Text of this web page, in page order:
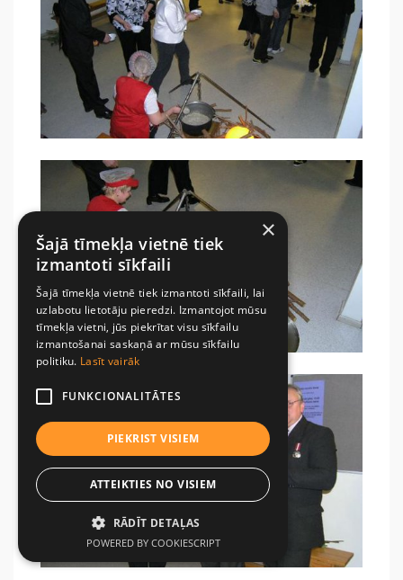
×
Šajā tīmekļa vietnē tiek
izmantoti sīkfaili
Šajā tīmekļa vietnē tiek izmantoti sīkfaili, lai
uzlabotu lietotāju pieredzi. Izmantojot mūsu
tīmekļa vietni, jūs piekrītat visu sīkfailu
izmantošanai saskaņā ar mūsu sīkfailu
politiku. Lasīt vairāk
FUNKCIONALITĀTES
PIEKRIST VISIEM
ATTEIKTIES NO VISIEM
RĀDĪT DETAĻAS
POWERED BY COOKIESCRIPT